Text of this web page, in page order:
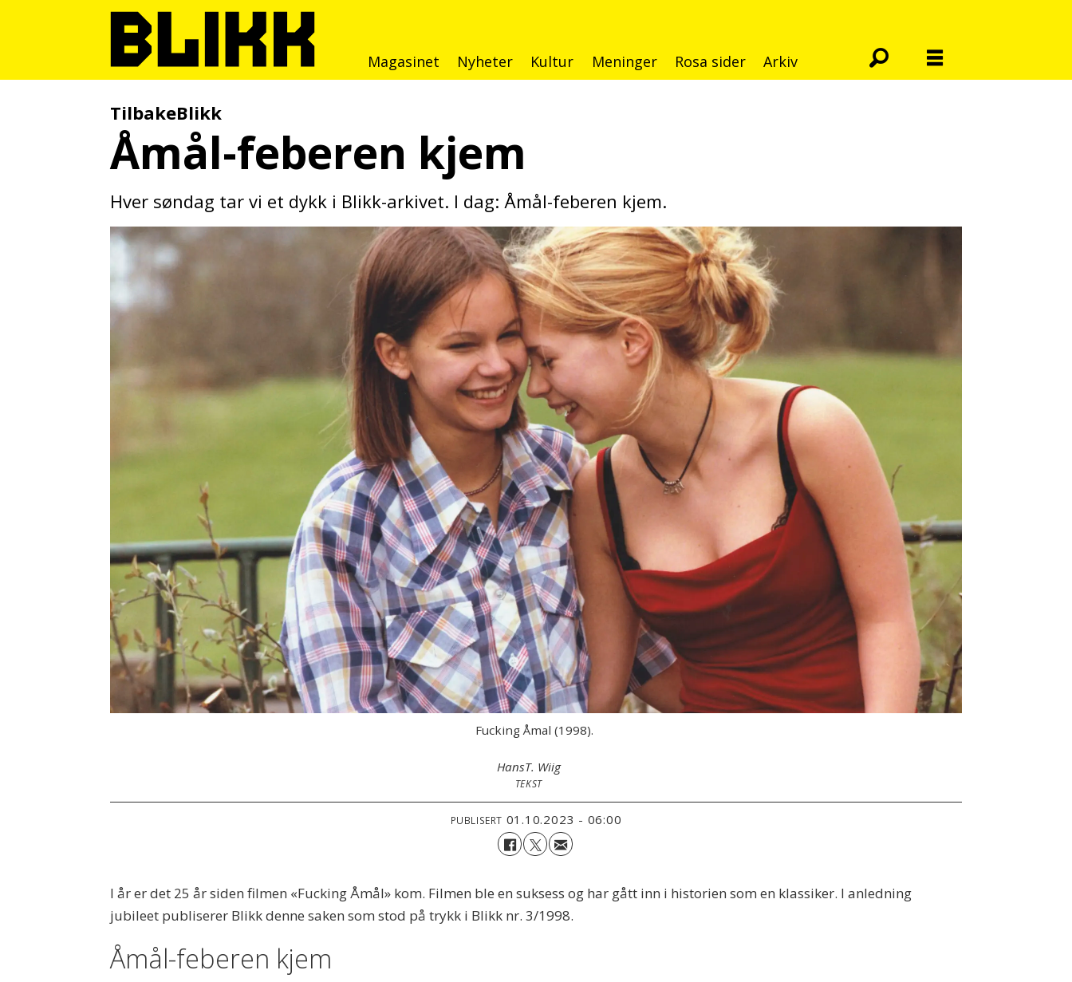
Magasinet Nyheter Kultur Meninger Rosa sider Arkiv
TilbakeBlikk
Åmål-feberen kjem
Hver søndag tar vi et dykk i Blikk-arkivet. I dag: Åmål-feberen kjem.
Fucking Åmal (1998).
HansT. Wiig
TEKST
PUBLISERT 01.10.2023 - 06:00
I år er det 25 år siden filmen «Fucking Åmål» kom. Filmen ble en suksess og har gått inn i historien som en klassiker. I anledning
jubileet publiserer Blikk denne saken som stod på trykk i Blikk nr. 3/1998.
Åmål-feberen kjem